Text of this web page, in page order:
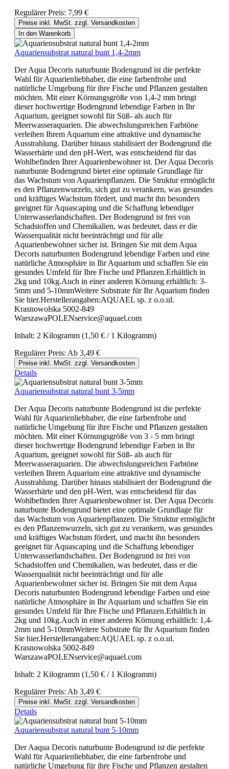
Regulärer Preis: 7,99 €
Preise inkl. MwSt. zzgl. Versandkosten
In den Warenkorb
Aquariensubstrat natural bunt 1,4-2mm
Der Aqua Decoris naturbunte Bodengrund ist die perfekte
Wahl für Aquarienliebhaber, die eine farbenfrohe und
natürliche Umgebung für ihre Fische und Pflanzen gestalten
möchten. Mit einer Körnungsgröße von 1,4-2 mm bringt
dieser hochwertige Bodengrund lebendige Farben in Ihr
Aquarium, geeignet sowohl für Süß- als auch für
Meerwasseraquarien. Die abwechslungsreichen Farbtöne
verleihen Ihrem Aquarium eine attraktive und dynamische
Ausstrahlung. Darüber hinaus stabilisiert der Bodengrund die
Wasserhärte und den pH-Wert, was entscheidend für das
Wohlbefinden Ihrer Aquarienbewohner ist. Der Aqua Decoris
naturbunte Bodengrund bietet eine optimale Grundlage für
das Wachstum von Aquarienpflanzen. Die Struktur ermöglicht
es den Pflanzenwurzeln, sich gut zu verankern, was gesundes
und kräftiges Wachstum fördert, und macht ihn besonders
geeignet für Aquascaping und die Schaffung lebendiger
Unterwasserlandschaften. Der Bodengrund ist frei von
Schadstoffen und Chemikalien, was bedeutet, dass er die
Wasserqualität nicht beeinträchtigt und für alle
Aquarienbewohner sicher ist. Bringen Sie mit dem Aqua
Decoris naturbunten Bodengrund lebendige Farben und eine
natürliche Atmosphäre in Ihr Aquarium und schaffen Sie ein
gesundes Umfeld für Ihre Fische und Pflanzen.Erhältlich in
2kg und 10kg.Auch in einer anderen Körnung erhältlich: 3-
5mm und 5-10mmWeitere Substrate für Ihr Aquarium finden
Sie hier.Herstellerangaben:AQUAEL sp. z o.o.ul.
Krasnowolska 5002-849
WarszawaPOLENservice@aquael.com
Inhalt: 2 Kilogramm (1,50 € / 1 Kilogramm)
Regulärer Preis: Ab 3,49 €
Preise inkl. MwSt. zzgl. Versandkosten
Details
Aquariensubstrat natural bunt 3-5mm
Der Aqua Decoris naturbunte Bodengrund ist die perfekte
Wahl für Aquarienliebhaber, die eine farbenfrohe und
natürliche Umgebung für ihre Fische und Pflanzen gestalten
möchten. Mit einer Körnungsgröße von 3 - 5 mm bringt
dieser hochwertige Bodengrund lebendige Farben in Ihr
Aquarium, geeignet sowohl für Süß- als auch für
Meerwasseraquarien. Die abwechslungsreichen Farbtöne
verleihen Ihrem Aquarium eine attraktive und dynamische
Ausstrahlung. Darüber hinaus stabilisiert der Bodengrund die
Wasserhärte und den pH-Wert, was entscheidend für das
Wohlbefinden Ihrer Aquarienbewohner ist. Der Aqua Decoris
naturbunte Bodengrund bietet eine optimale Grundlage für
das Wachstum von Aquarienpflanzen. Die Struktur ermöglicht
es den Pflanzenwurzeln, sich gut zu verankern, was gesundes
und kräftiges Wachstum fördert, und macht ihn besonders
geeignet für Aquascaping und die Schaffung lebendiger
Unterwasserlandschaften. Der Bodengrund ist frei von
Schadstoffen und Chemikalien, was bedeutet, dass er die
Wasserqualität nicht beeinträchtigt und für alle
Aquarienbewohner sicher ist. Bringen Sie mit dem Aqua
Decoris naturbunten Bodengrund lebendige Farben und eine
natürliche Atmosphäre in Ihr Aquarium und schaffen Sie ein
gesundes Umfeld für Ihre Fische und Pflanzen.Erhältlich in
2kg und 10kg.Auch in einer anderen Körnung erhältlich: 1,4-
2mm und 5-10mmWeitere Substrate für Ihr Aquarium finden
Sie hier.Herstellerangaben:AQUAEL sp. z o.o.ul.
Krasnowolska 5002-849
WarszawaPOLENservice@aquael.com
Inhalt: 2 Kilogramm (1,50 € / 1 Kilogramm)
Regulärer Preis: Ab 3,49 €
Preise inkl. MwSt. zzgl. Versandkosten
Details
Aquariensubstrat natural bunt 5-10mm
Der Aaqua Decoris naturbunte Bodengrund ist die perfekte
Wahl für Aquarienliebhaber, die eine farbenfrohe und
natürliche Umgebung für ihre Fische und Pflanzen gestalten